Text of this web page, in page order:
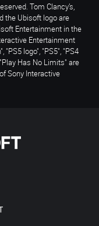
Tom Clancy’s,
the Ubisoft logo are
Entertainment in the
Entertainment
"PS5 logo", "PS5", "PS4
Has No Limits" are
Sony Interactive